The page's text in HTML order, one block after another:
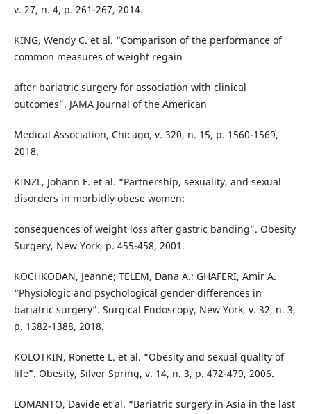
v. 27, n. 4, p. 261-267, 2014.
KING, Wendy C. et al. “Comparison of the performance of
common measures of weight regain
after bariatric surgery for association with clinical
outcomes”. JAMA Journal of the American
Medical Association, Chicago, v. 320, n. 15, p. 1560-1569,
2018.
KINZL, Johann F. et al. “Partnership, sexuality, and sexual
disorders in morbidly obese women:
consequences of weight loss after gastric banding”. Obesity
Surgery, New York, p. 455-458, 2001.
KOCHKODAN, Jeanne; TELEM, Dana A.; GHAFERI, Amir A.
“Physiologic and psychological gender differences in
bariatric surgery”. Surgical Endoscopy, New York, v. 32, n. 3,
p. 1382-1388, 2018.
KOLOTKIN, Ronette L. et al. “Obesity and sexual quality of
life”. Obesity, Silver Spring, v. 14, n. 3, p. 472-479, 2006.
LOMANTO, Davide et al. “Bariatric surgery in Asia in the last